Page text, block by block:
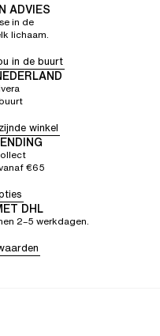
ADVIES
in de
lichaam.
in de buurt
winkel
€65
DHL
2–5 werkdagen.